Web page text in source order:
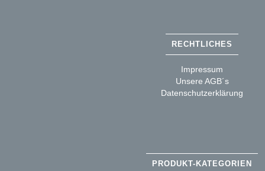
RECHTLICHES
Impressum
Unsere AGB´s
Datenschutzerklärung
PRODUKT-KATEGORIEN